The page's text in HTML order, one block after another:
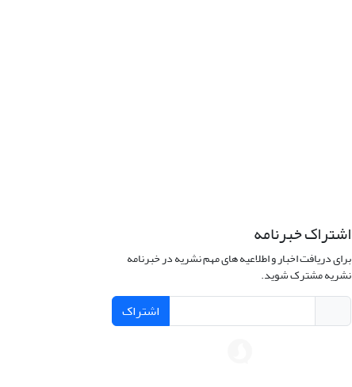
اشتراک خبرنامه
برای دریافت اخبار و اطلاعیه های مهم نشریه در خبرنامه
نشریه مشترک شوید.
اشتراک